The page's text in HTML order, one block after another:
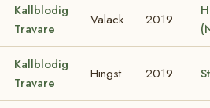
Kallblodig
Travare
Valack 2019
Kallblodig
Travare
Hingst 2019